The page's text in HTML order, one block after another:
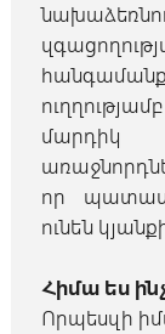
մարդիկ
որ
ունեն
Հիմա ես
Որպեսզի